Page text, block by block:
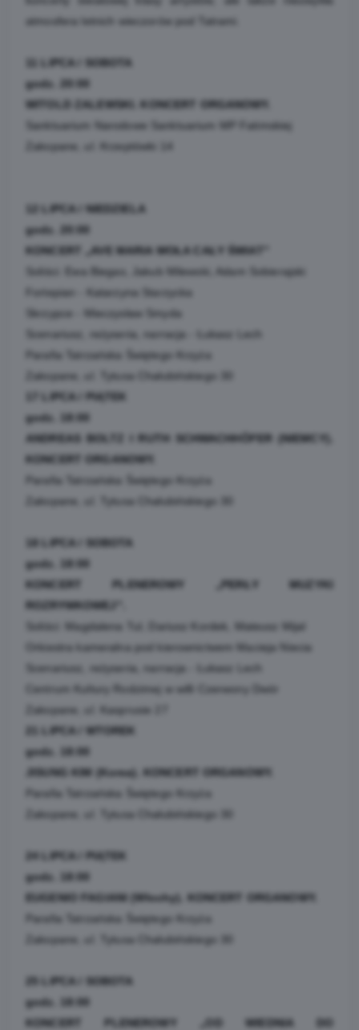
atmosfera letnich wieczorów pod Tatrami.
11 LIPCA / SOBOTA
godz. 20:00
WITOLD ZALEWSKI. KONCERT ORGANOWY.
Sanktuarium Narodowe Sanktuarium MP Fatimskiej
Zakopane, ul. Krzeptówki 14
12 LIPCA / NIEDZIELA
godz. 20:00
KONCERT „AVE MARIA WOŁA CAŁY ŚWIAT”
Soliści: Ewa Biegas, Jakub Milewski, Adam Sobierajski
Fortepian - Katarzyna Starzycka
Skrzypce - Mieczysław Smyda
Scenariusz, reżyseria, narracja - Łukasz Lech
Parafia Tatrzańska Świętego Krzyża
Zakopane, ul. Tytusa Chałubińskiego 30
17 LIPCA / PIĄTEK
godz. 18:00
ANDREAS BOLTZ I RUTH SCHWACHHÖFER (NIEMCY).
KONCERT ORGANOWY.
Parafia Tatrzańska Świętego Krzyża
Zakopane, ul. Tytusa Chałubińskiego 30
18 LIPCA / SOBOTA
godz. 18:00
KONCERT PLENEROWY „PERŁY MUZYKI
ROZRYWKOWEJ”.
Soliści: Magdalena Tul, Dariusz Kordek, Mateusz Mijal
Orkiestra kameralna pod kierownictwem Macieja Niecia
Scenariusz, reżyseria, narracja - Łukasz Lech
Centrum Kultury Rodzimej w willi Czerwony Dwór
Zakopane, ul. Kasprusie 27
21 LIPCA / WTOREK
godz. 18:00
JISUNG KIM (Korea). KONCERT ORGANOWY.
Parafia Tatrzańska Świętego Krzyża
Zakopane, ul. Tytusa Chałubińskiego 30
24 LIPCA / PIĄTEK
godz. 18:00
EUGENIO FAGIANI (Włochy). KONCERT ORGANOWY.
Parafia Tatrzańska Świętego Krzyża
Zakopane, ul. Tytusa Chałubińskiego 30
25 LIPCA / SOBOTA
godz. 18:00
KONCERT PLENEROWY „OD WIEDNIA DO